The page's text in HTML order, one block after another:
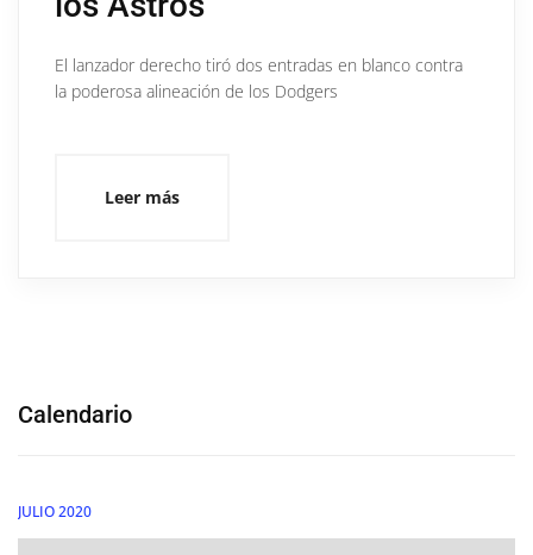
El lanzador derecho tiró dos entradas en blanco contra
la poderosa alineación de los Dodgers
Leer más
Calendario
JULIO 2020